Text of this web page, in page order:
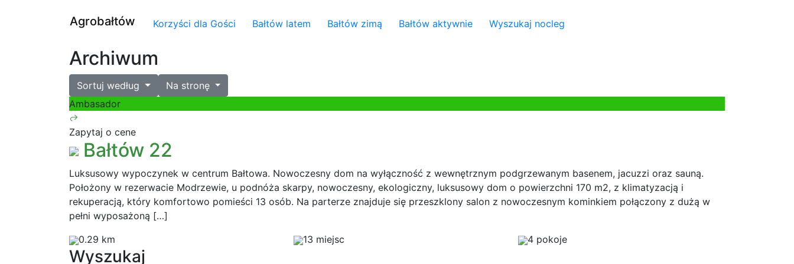
Agrobałtów Korzyści dla Gości Bałtów latem Bałtów zimą Bałtów aktywnie Wyszukaj nocleg
Archiwum
Sortuj według
Na stronę
Ambasador
Zapytaj o cene
Bałtów 22
Luksusowy wypoczynek w centrum Bałtowa. Nowoczesny dom na wyłączność z wewnętrznym podgrzewanym basenem, jacuzzi oraz sauną.
Położony w rezerwacie Modrzewie, u podnóża skarpy, nowoczesny, ekologiczny, luksusowy dom o powierzchni 170 m2, z klimatyzacją i
rekuperacją, który komfortowo pomieści 13 osób. Na parterze znajduje się przeszklony salon z nowoczesnym kominkiem połączony z dużą w
pełni wyposażoną […]
0.29 km
13 miejsc 4 pokoje
Wyszukaj